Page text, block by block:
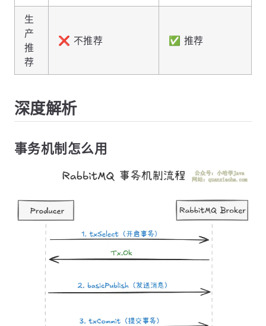
生
产
推
荐
❌ 不推荐 ✅ 推荐
深度解析
事务机制怎么用